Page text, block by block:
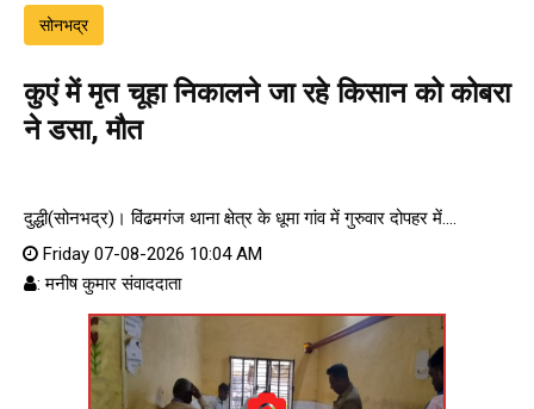
सोनभद्र
कुएं में मृत चूहा निकालने जा रहे किसान को कोबरा
ने डसा, मौत
दुद्धी(सोनभद्र)। विंढमगंज थाना क्षेत्र के धूमा गांव में गुरुवार दोपहर में....
Friday 07-08-2026 10:04 AM
: मनीष कुमार संवाददाता